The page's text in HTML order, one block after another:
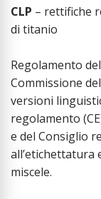
CLP – rettifiche
di titanio
Regolamento
Commissione
versioni
regolamento
e del Consiglio
all’etichettatura
miscele.